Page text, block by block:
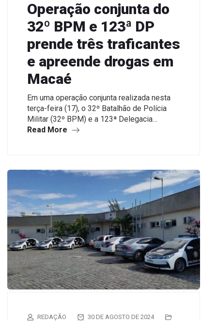
Operação conjunta do
32º BPM e 123ª DP
prende três traficantes
e apreende drogas em
Macaé
Em uma operação conjunta realizada nesta
terça-feira (17), o 32º Batalhão de Polícia
Militar (32º BPM) e a 123ª Delegacia…
Read More
REDAÇÃO
30 DE AGOSTO DE 2024